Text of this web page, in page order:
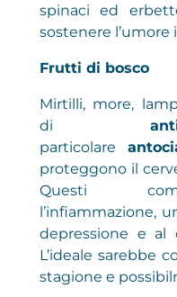
spinaci ed
sostenere
Frutti di bosco
Mirtilli, more,
di
particolare
proteggono il
Questi
l’infiammazione,
depressione e al
L’ideale sarebbe
stagione e